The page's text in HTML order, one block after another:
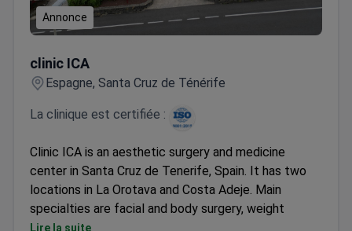
Annonce
clinic ICA
Espagne, Santa Cruz de Ténérife
La clinique est certifiée :
Clinic ICA is an aesthetic surgery and medicine
center in Santa Cruz de Tenerife, Spain. It has two
locations in La Orotava and Costa Adeje. Main
specialties are facial and body surgery, weight
management, and hair restoration. Four doctors lead
Lire la suite